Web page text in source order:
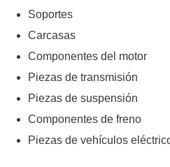
Soportes
Carcasas
Componentes del motor
Piezas de transmisión
Piezas de suspensión
Componentes de freno
Piezas de vehículos